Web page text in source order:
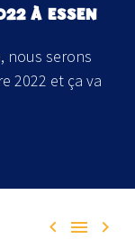
À ESSEN
nous serons
2022 et ça va
  